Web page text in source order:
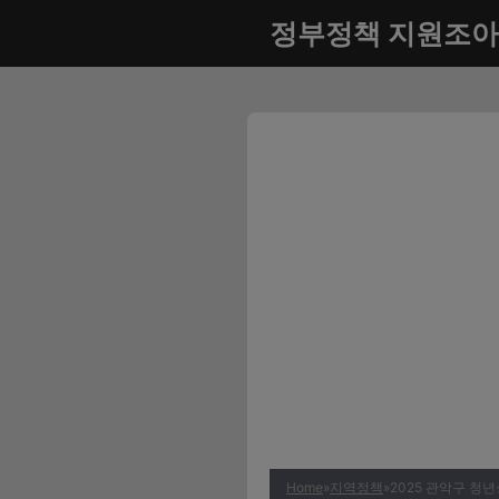
츠
정부정책 지원조아
Home»지역정책 »2025 관악구 청